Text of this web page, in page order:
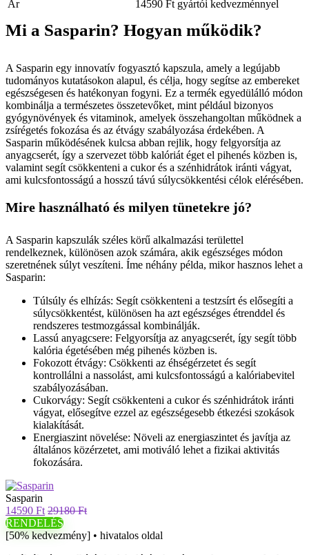
Ár
14590 Ft gyártói kedvezménnyel
Mi a Sasparin? Hogyan működik?
A Sasparin egy innovatív fogyasztó kapszula, amely a legújabb
tudományos kutatásokon alapul, és célja, hogy segítse az embereket
egészségesen és hatékonyan fogyni. Ez a termék egyedülálló módon
kombinálja a természetes összetevőket, mint például bizonyos
gyógynövények és vitaminok, amelyek összehangoltan működnek a
zsírégetés fokozása és az étvágy szabályozása érdekében. A
Sasparin működésének kulcsa abban rejlik, hogy felgyorsítja az
anyagcserét, így a szervezet több kalóriát éget el pihenés közben is,
valamint segít csökkenteni a cukor és a szénhidrátok iránti vágyat,
ami kulcsfontosságú a hosszú távú súlycsökkentési célok elérésében.
Mire használható és milyen tünetekre jó?
A Sasparin kapszulák széles körű alkalmazási területtel
rendelkeznek, különösen azok számára, akik egészséges módon
szeretnének súlyt veszíteni. Íme néhány példa, mikor hasznos lehet a
Sasparin:
Túlsúly és elhízás: Segít csökkenteni a testzsírt és elősegíti a
súlycsökkentést, különösen ha azt egészséges étrenddel és
rendszeres testmozgással kombinálják.
Lassú anyagcsere: Felgyorsítja az anyagcserét, így segít több
kalória égetésében még pihenés közben is.
Fokozott étvágy: Csökkenti az éhségérzetet és segít
kontrollálni a nassolást, ami kulcsfontosságú a kalóriabevitel
szabályozásában.
Cukorvágy: Segít csökkenteni a cukor és szénhidrátok iránti
vágyat, elősegítve ezzel az egészségesebb étkezési szokások
kialakítását.
Energiaszint növelése: Növeli az energiaszintet és javítja az
általános közérzetet, ami motiváló lehet a fizikai aktivitás
fokozására.
Sasparin
14590 Ft 29180 Ft
RENDELÉS
[50% kedvezmény] • hivatalos oldal